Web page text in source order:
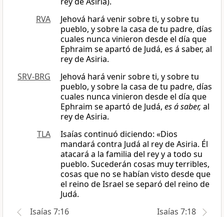
RVA
Jehová hará venir sobre ti, y sobre tu
pueblo, y sobre la casa de tu padre, días
cuales nunca vinieron desde el día que
Ephraim se apartó de Judá, es á saber, al
rey de Asiria.
SRV-BRG
Jehová hará venir sobre ti, y sobre tu
pueblo, y sobre la casa de tu padre, días
cuales nunca vinieron desde el día que
Ephraim se apartó de Judá, es á saber, al
rey de Asiria.
TLA
Isaías continuó diciendo: «Dios
mandará contra Judá al rey de Asiria. Él
atacará a la familia del rey y a todo su
pueblo. Sucederán cosas muy terribles,
cosas que no se habían visto desde que
el reino de Israel se separó del reino de
Judá.
Isaías 7:16
Isaías 7:18